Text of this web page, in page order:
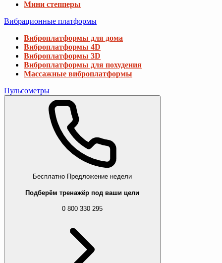
Мини степперы
Вибрационные платформы
Виброплатформы для дома
Виброплатформы 4D
Виброплатформы 3D
Виброплатформы для похудения
Массажные виброплатформы
Пульсометры
Бесплатно Предложение недели
Подберём тренажёр под ваши цели
0 800 330 295